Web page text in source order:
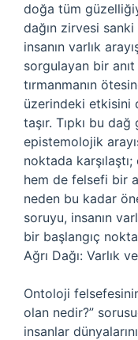
doğa tüm
dağın zirvesi
insanın varlık
sorgulayan bir
tırmanmanın
üzerindeki etkisini
taşır. Tıpkı bu
epistemolojik
noktada
hem de felsefi bir
neden bu kadar
soruyu, insanın
bir başlangıç
Ağrı Dağı: Varlık
Ontoloji
olan nedir?”
insanlar